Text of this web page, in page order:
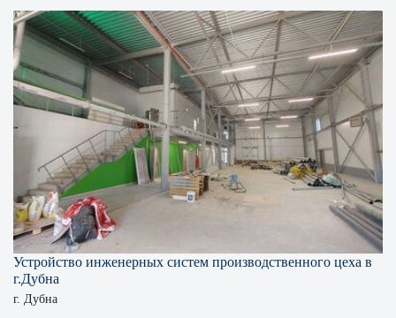
Устройство инженерных систем производственного цеха в
г.Дубна
г. Дубна